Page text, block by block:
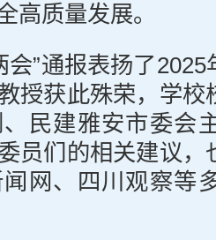
高质量发展。
会”通报表扬了
授获此殊荣，学校
民建雅安市委会
员们的相关建议，
网、四川观察等